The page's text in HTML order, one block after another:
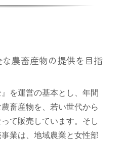
のご案内
り農畜産物
事業店舗
農畜産物の提供を目指
』を運営の基本とし、年間
畜産物を、若い世代から
て販売しています。そし
業は、地域農業と女性部